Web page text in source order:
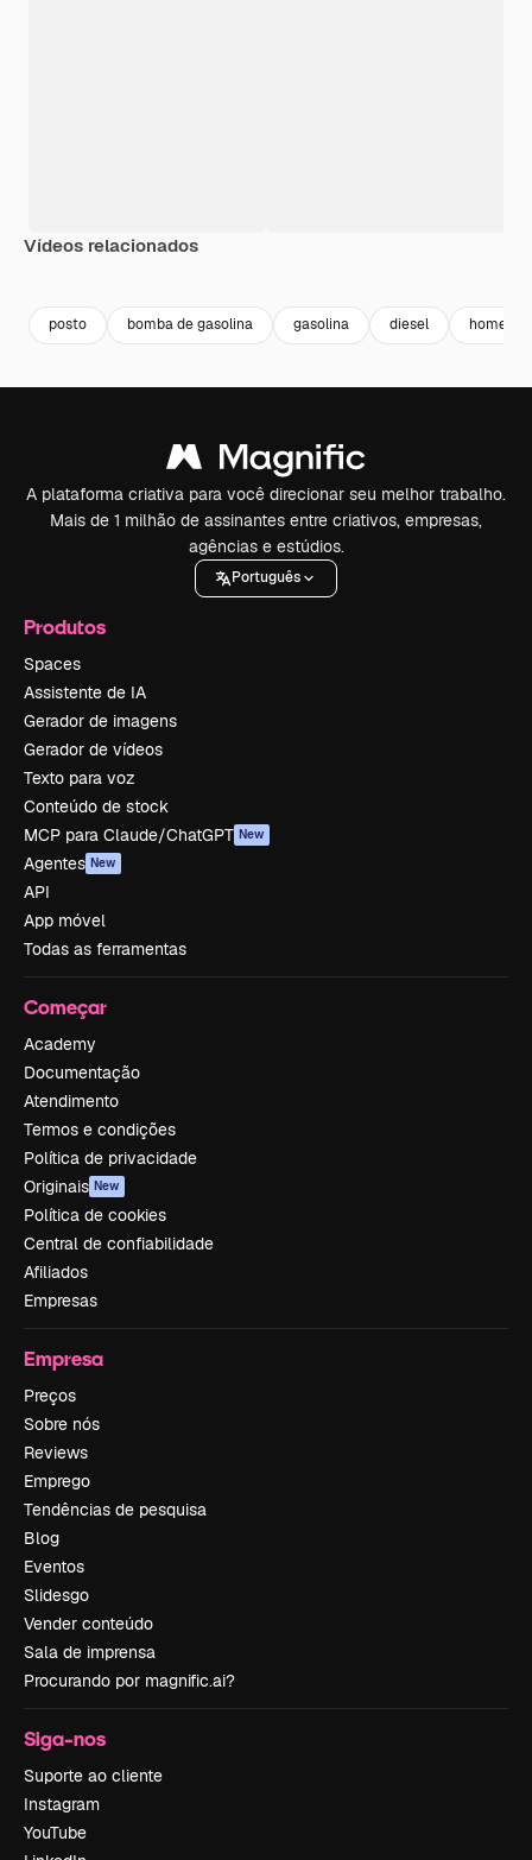
Vídeos relacionados
posto bomba de gasolina gasolina diesel homem
A plataforma criativa para você direcionar seu melhor trabalho.
Mais de 1 milhão de assinantes entre criativos, empresas,
agências e estúdios.
Português
Produtos
Spaces
Assistente de IA
Gerador de imagens
Gerador de vídeos
Texto para voz
Conteúdo de stock
MCP para Claude/ChatGPT New
Agentes New
API
App móvel
Todas as ferramentas
Começar
Academy
Documentação
Atendimento
Termos e condições
Política de privacidade
Originais New
Política de cookies
Central de confiabilidade
Afiliados
Empresas
Empresa
Preços
Sobre nós
Reviews
Emprego
Tendências de pesquisa
Blog
Eventos
Slidesgo
Vender conteúdo
Sala de imprensa
Procurando por magnific.ai?
Siga-nos
Suporte ao cliente
Instagram
YouTube